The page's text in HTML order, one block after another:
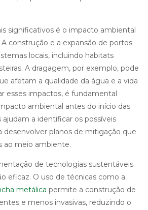
significativos é o impacto ambiental
A construção e a expansão de portos
locais, incluindo habitats
A dragagem, por exemplo, pode
afetam a qualidade da água e a vida
esses impactos, é fundamental
ambiental antes do início das
ajudam a identificar os possíveis
desenvolver planos de mitigação que
ao meio ambiente.
de tecnologias sustentáveis
eficaz. O uso de técnicas como a
metálica permite a construção de
e menos invasivas, reduzindo o